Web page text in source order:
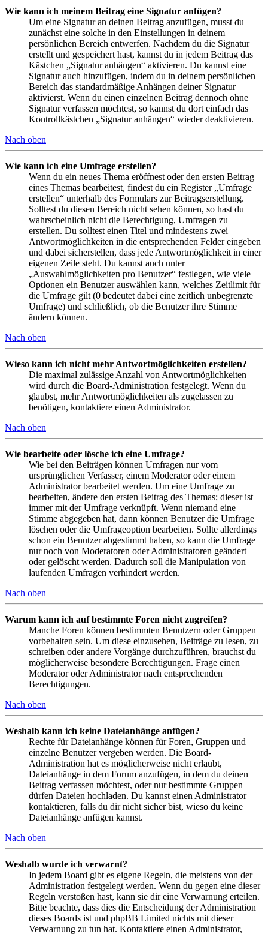
Wie kann ich meinem Beitrag eine Signatur anfügen?
Um eine Signatur an deinen Beitrag anzufügen, musst du
zunächst eine solche in den Einstellungen in deinem
persönlichen Bereich entwerfen. Nachdem du die Signatur
erstellt und gespeichert hast, kannst du in jedem Beitrag das
Kästchen „Signatur anhängen“ aktivieren. Du kannst eine
Signatur auch hinzufügen, indem du in deinem persönlichen
Bereich das standardmäßige Anhängen deiner Signatur
aktivierst. Wenn du einen einzelnen Beitrag dennoch ohne
Signatur verfassen möchtest, so kannst du dort einfach das
Kontrollkästchen „Signatur anhängen“ wieder deaktivieren.
Nach oben
Wie kann ich eine Umfrage erstellen?
Wenn du ein neues Thema eröffnest oder den ersten Beitrag
eines Themas bearbeitest, findest du ein Register „Umfrage
erstellen“ unterhalb des Formulars zur Beitragserstellung.
Solltest du diesen Bereich nicht sehen können, so hast du
wahrscheinlich nicht die Berechtigung, Umfragen zu
erstellen. Du solltest einen Titel und mindestens zwei
Antwortmöglichkeiten in die entsprechenden Felder eingeben
und dabei sicherstellen, dass jede Antwortmöglichkeit in einer
eigenen Zeile steht. Du kannst auch unter
„Auswahlmöglichkeiten pro Benutzer“ festlegen, wie viele
Optionen ein Benutzer auswählen kann, welches Zeitlimit für
die Umfrage gilt (0 bedeutet dabei eine zeitlich unbegrenzte
Umfrage) und schließlich, ob die Benutzer ihre Stimme
ändern können.
Nach oben
Wieso kann ich nicht mehr Antwortmöglichkeiten erstellen?
Die maximal zulässige Anzahl von Antwortmöglichkeiten
wird durch die Board-Administration festgelegt. Wenn du
glaubst, mehr Antwortmöglichkeiten als zugelassen zu
benötigen, kontaktiere einen Administrator.
Nach oben
Wie bearbeite oder lösche ich eine Umfrage?
Wie bei den Beiträgen können Umfragen nur vom
ursprünglichen Verfasser, einem Moderator oder einem
Administrator bearbeitet werden. Um eine Umfrage zu
bearbeiten, ändere den ersten Beitrag des Themas; dieser ist
immer mit der Umfrage verknüpft. Wenn niemand eine
Stimme abgegeben hat, dann können Benutzer die Umfrage
löschen oder die Umfrageoption bearbeiten. Sollte allerdings
schon ein Benutzer abgestimmt haben, so kann die Umfrage
nur noch von Moderatoren oder Administratoren geändert
oder gelöscht werden. Dadurch soll die Manipulation von
laufenden Umfragen verhindert werden.
Nach oben
Warum kann ich auf bestimmte Foren nicht zugreifen?
Manche Foren können bestimmten Benutzern oder Gruppen
vorbehalten sein. Um diese einzusehen, Beiträge zu lesen, zu
schreiben oder andere Vorgänge durchzuführen, brauchst du
möglicherweise besondere Berechtigungen. Frage einen
Moderator oder Administrator nach entsprechenden
Berechtigungen.
Nach oben
Weshalb kann ich keine Dateianhänge anfügen?
Rechte für Dateianhänge können für Foren, Gruppen und
einzelne Benutzer vergeben werden. Die Board-
Administration hat es möglicherweise nicht erlaubt,
Dateianhänge in dem Forum anzufügen, in dem du deinen
Beitrag verfassen möchtest, oder nur bestimmte Gruppen
dürfen Dateien hochladen. Du kannst einen Administrator
kontaktieren, falls du dir nicht sicher bist, wieso du keine
Dateianhänge anfügen kannst.
Nach oben
Weshalb wurde ich verwarnt?
In jedem Board gibt es eigene Regeln, die meistens von der
Administration festgelegt werden. Wenn du gegen eine dieser
Regeln verstoßen hast, kann sie dir eine Verwarnung erteilen.
Bitte beachte, dass dies die Entscheidung der Administration
dieses Boards ist und phpBB Limited nichts mit dieser
Verwarnung zu tun hat. Kontaktiere einen Administrator,